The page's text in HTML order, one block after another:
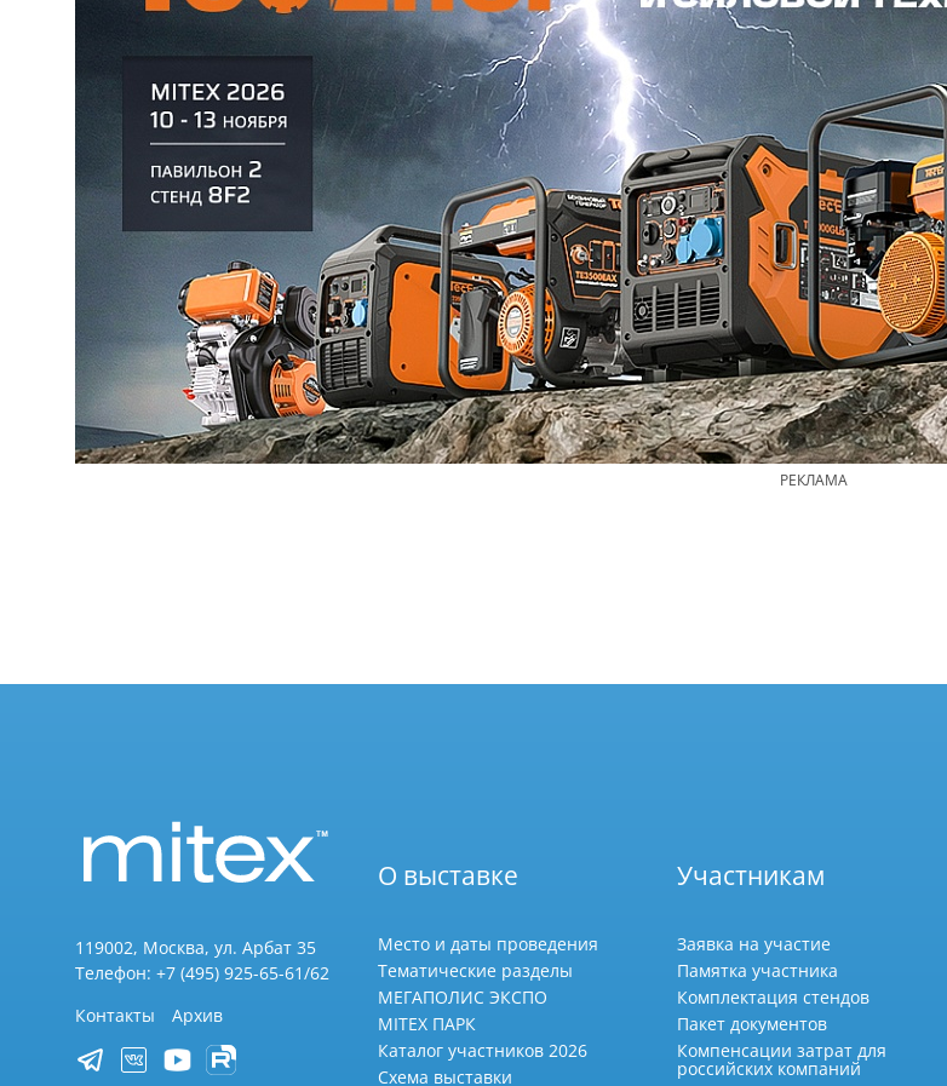
РЕКЛАМА
119002, Москва, ул. Арбат 35
Телефон: +7 (495) 925-65-61/62
Контакты
Архив
О выставке
Место и даты проведения
Тематические разделы
МЕГАПОЛИС ЭКСПО
MITEX ПАРК
Каталог участников 2026
Схема выставки
Участникам
Заявка на участие
Памятка участника
Комплектация стендов
Пакет документов
Компенсации затрат для
российских компаний